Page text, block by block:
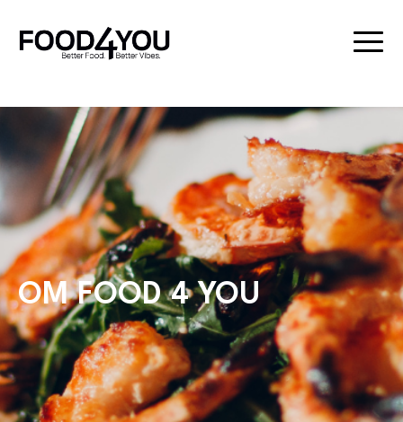
OM FOOD 4 YOU